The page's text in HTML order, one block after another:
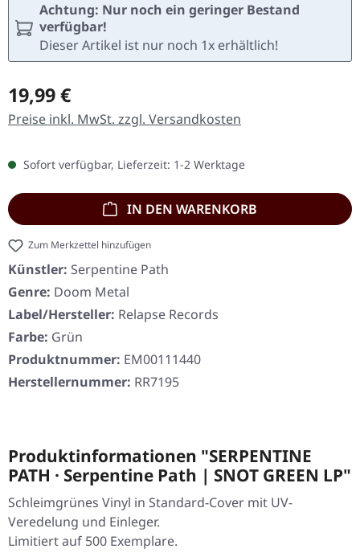
Achtung: Nur noch ein geringer Bestand
verfügbar!
Dieser Artikel ist nur noch 1x erhältlich!
Regulärer Preis:
19,99 €
Preise inkl. MwSt. zzgl. Versandkosten
Sofort verfügbar, Lieferzeit: 1-2 Werktage
IN DEN WARENKORB
Zum Merkzettel hinzufügen
Künstler: Serpentine Path
Genre: Doom Metal
Label/Hersteller: Relapse Records
Farbe: Grün
Produktnummer: EM00111440
Herstellernummer: RR7195
Produktinformationen "SERPENTINE
PATH · Serpentine Path | SNOT GREEN LP"
Schleimgrünes Vinyl in Standard-Cover mit UV-
Veredelung und Einleger.
Limitiert auf 500 Exemplare.